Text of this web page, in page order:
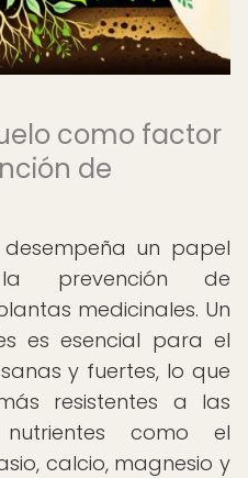
como factor
de
un papel
prevención de
medicinales. Un
es esencial para el
y fuertes, lo que
resistentes a las
nutrientes como el
calcio, magnesio y